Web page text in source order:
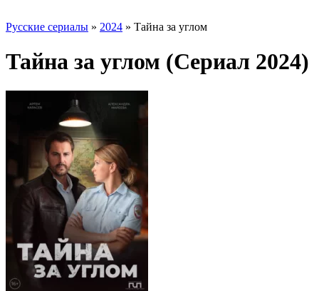
Русские сериалы » 2024 » Тайна за углом
Тайна за углом (Сериал 2024)